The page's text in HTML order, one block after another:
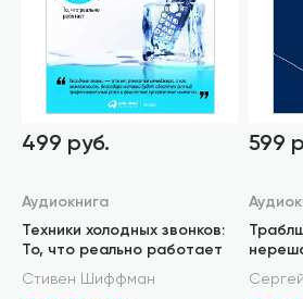
499 руб.
Аудиокнига
Техники холодных звонков:
То, что реально работает
Стивен Шиффман
599